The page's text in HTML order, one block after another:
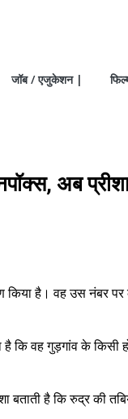
जॉब / एजुकेशन |
अब
किया है। वह उस नंबर
है कि वह गुड़गांव के
बताती है कि रुद्र की